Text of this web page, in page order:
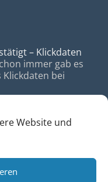
Website und
– Klickdaten
immer gab es
Klickdaten bei